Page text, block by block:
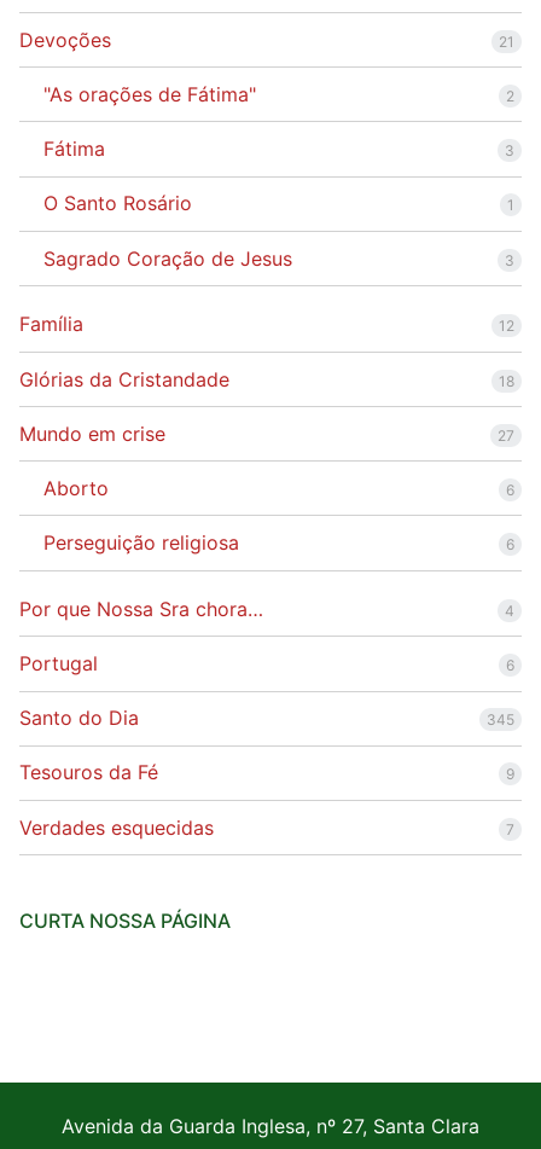
Devoções 21
"As orações de Fátima" 2
Fátima 3
O Santo Rosário 1
Sagrado Coração de Jesus 3
Família 12
Glórias da Cristandade 18
Mundo em crise 27
Aborto 6
Perseguição religiosa 6
Por que Nossa Sra chora… 4
Portugal 6
Santo do Dia 345
Tesouros da Fé 9
Verdades esquecidas 7
CURTA NOSSA PÁGINA
Avenida da Guarda Inglesa, nº 27, Santa Clara